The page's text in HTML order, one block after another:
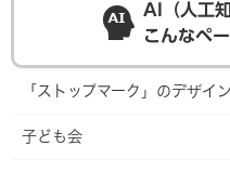
AI（人工
こんなペ
「ストップマーク」のデザイ
子ども会